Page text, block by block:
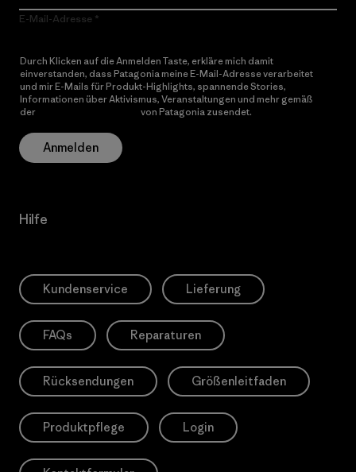
E-Mail-Adresse
Durch Klicken auf die Anmelden Taste, erkläre mich damit
einverstanden, dass Patagonia meine E-Mail-Adresse verarbeitet
und mir E-Mails für Produkt-Highlights, spannende Stories,
Informationen über Aktivismus, Veranstaltungen und mehr gemäß
der
von Patagonia zusendet.
Anmelden
Hilfe
Kundenservice Lieferung
FAQs Reparaturen
Rücksendungen Größenleitfaden
Produktpflege Login